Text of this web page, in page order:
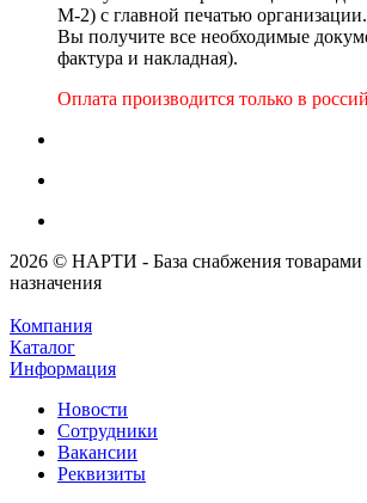
М-2) с главной печатью
Вы получите все необходимые
фактура и накладная).
Оплата производится только в
2026 © НАРТИ - База снабжения товарами
назначения
Компания
Каталог
Информация
Новости
Сотрудники
Вакансии
Реквизиты